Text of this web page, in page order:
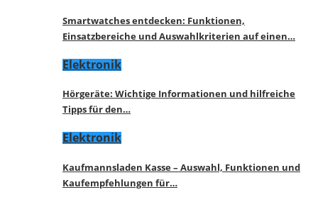
Smartwatches entdecken: Funktionen,
Einsatzbereiche und Auswahlkriterien auf einen…
Elektronik
Hörgeräte: Wichtige Informationen und hilfreiche
Tipps für den…
Elektronik
Kaufmannsladen Kasse – Auswahl, Funktionen und
Kaufempfehlungen für…